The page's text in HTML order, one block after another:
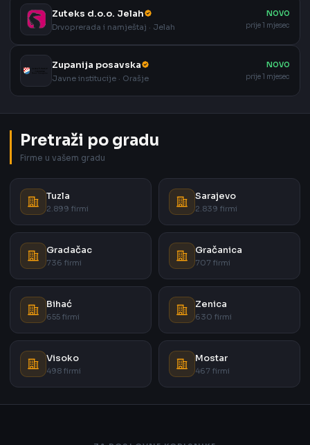
Zuteks d.o.o. Jelah
Drvoprerada i namještaj · Jelah
NOVO
prije 1 mjesec
Zupanija posavska
Javne institucije · Orašje
NOVO
prije 1 mjesec
Pretraži po gradu
Firme u vašem gradu
Tuzla
2.899 firmi
Sarajevo
2.839 firmi
Gradačac
736 firmi
Gračanica
707 firmi
Bihać
655 firmi
Zenica
630 firmi
Visoko
498 firmi
Mostar
467 firmi